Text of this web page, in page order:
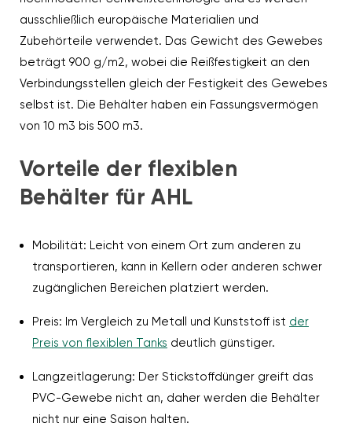
ausschließlich europäische Materialien und
Zubehörteile verwendet. Das Gewicht des Gewebes
beträgt 900 g/m2, wobei die Reißfestigkeit an den
Verbindungsstellen gleich der Festigkeit des Gewebes
selbst ist. Die Behälter haben ein Fassungsvermögen
von 10 m3 bis 500 m3.
Vorteile der flexiblen
Behälter für AHL
Mobilität: Leicht von einem Ort zum anderen zu
transportieren, kann in Kellern oder anderen schwer
zugänglichen Bereichen platziert werden.
Preis: Im Vergleich zu Metall und Kunststoff ist der
Preis von flexiblen Tanks deutlich günstiger.
Langzeitlagerung: Der Stickstoffdünger greift das
PVC-Gewebe nicht an, daher werden die Behälter
nicht nur eine Saison halten.